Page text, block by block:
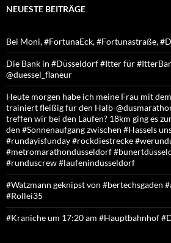
NEUESTE BEITRÄGE
Bei Moni, #FortunaEck, #Fortunastraße,
Die Bank in #Düsseldorf #Itter für
@duessel_flaneur
Heute morgen habe ich meine Frau mit
trainiert fleißig für den Halb-
treffen wir bei den Läufen? 18km ging es
den #Sonnenaufgang zwischen #Hassels
#rundayisfunday #rockdiestrecke
#metromarathondüsseldorf
#runduscrew #laufenindüsseldorf
#Watzmann geknipst von #bertechsgaden
#Rollei35
#Kraniche um 17:20 am #Hauptbahnhof